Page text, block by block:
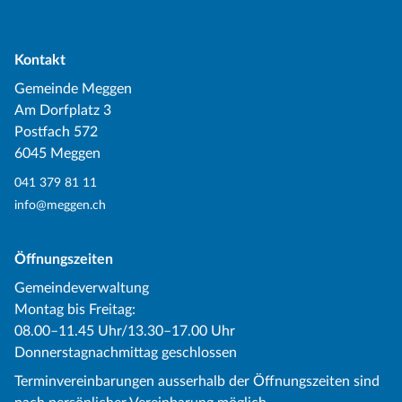
Kontakt
Gemeinde Meggen
Am Dorfplatz 3
Postfach 572
6045 Meggen
041 379 81 11
info@meggen.ch
Öffnungszeiten
Gemeindeverwaltung
Montag bis Freitag:
08.00–11.45 Uhr/13.30–17.00 Uhr
Donnerstagnachmittag geschlossen
Terminvereinbarungen ausserhalb der Öffnungszeiten sind